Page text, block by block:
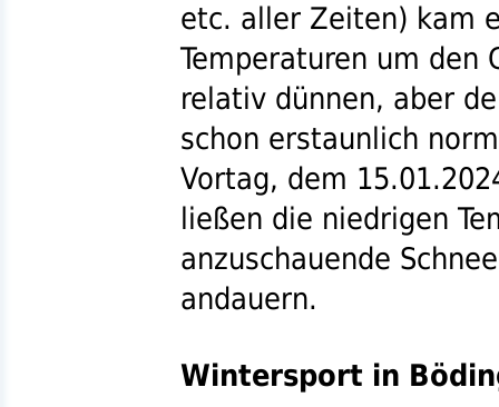
etc. aller Zeiten) kam
Temperaturen um den
relativ dünnen, aber
schon erstaunlich
Vortag, dem
ließen die niedrigen
anzuschauende
andauern.
Wintersport in